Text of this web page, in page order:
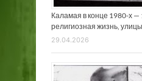
Каламая в конце 1980-х
религиозная жизнь,
29.04.2026